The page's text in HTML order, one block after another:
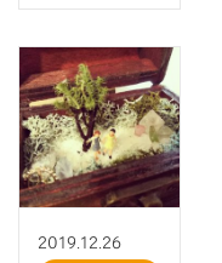
2019.12.26